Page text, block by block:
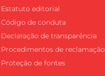
Estatuto editorial
Código de conduta
Declaração de transparência
Procedimentos de reclamação
Proteção de fontes